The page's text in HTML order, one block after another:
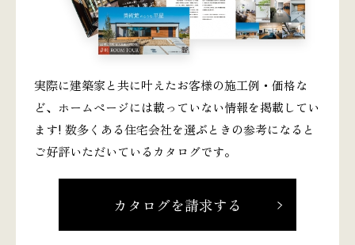
実際に建築家と共に叶えたお客様の施工例・価格な
ど、ホームページには載っていない情報を掲載してい
ます! 数多くある住宅会社を選ぶときの参考になると
ご好評いただいているカタログです。
カタログを請求する